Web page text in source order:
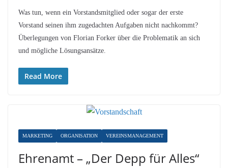
Was tun, wenn ein Vorstandsmitglied oder sogar der erste
Vorstand seinen ihm zugedachten Aufgaben nicht nachkommt?
Überlegungen von Florian Forker über die Problematik an sich
und mögliche Lösungsansätze.
Read More
MARKETING ORGANISATION VEREINSMANAGEMENT
Ehrenamt – „Der Depp für Alles“